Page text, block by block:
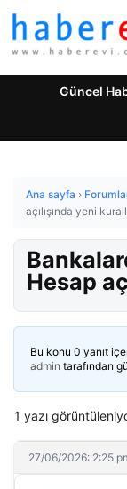
Güncel
Ana sayfa ›
açılışında yeni
Hesap
Bu konu 0 yanıt
admin tarafından
1 yazı
27/06/2026: 2:25